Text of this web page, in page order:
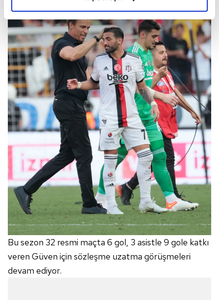
elimizden gelen çabayı gösterdiğimizi ve bu noktada,
kalemimiz olduğunu sizlere hatırlatmak isteriz.
Her halükârda, kullanıcılar, bu çerezlere izin vermedikleri
takdirde, kullanıcılara hedefli reklamlar
gösterilmeyecektir."
Sizlere daha iyi bir hizmet sunabilmek için İnternet
Sitemizde kendimize ve üçüncü kişilere ait çerezler
kullanılmaktadır. Bu çerezler vasıtasıyla çeşitli kişisel
verileriniz işlenmekte olup gerekli olan çerezler bilgi
toplumu hizmetlerinin sunulması amacıyla
kullanılmaktadır. Diğer çerezler, sitemizin daha işlevsel
kılınması ve kişiselleştirilmesi ve sizlere yönelik
reklam/pazarlama faaliyetlerinin yapılması, amaçlarıyla
sınırlı olarak açık rızanız dahilinde kullanılacaktır.
Çerezlere ilişkin tercihlerinizi aşağıda yer alan panel
vasıtasıyla belirleyebilirsiniz. Çerezlere ilişkin detaylı bilgi
için Ayarlar butonuna tıklayabilir,Çerez Bilgilendirme
ziyaret edebilirsiniz.
6698 sayılı Kişisel Verilerin Korunması Kanunu uyarınca
Bu sezon 32 resmi maçta 6 gol, 3 asistle 9 gole katkı
veren Güven için sözleşme uzatma görüşmeleri
devam ediyor.